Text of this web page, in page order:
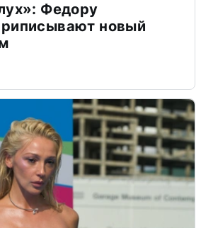
Федору
новый